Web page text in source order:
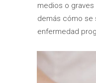
medios o
demás cómo se
enfermedad